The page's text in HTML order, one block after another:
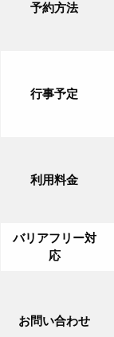
予約方法
行事予定
利用料金
バリアフリー対
応
お問い合わせ